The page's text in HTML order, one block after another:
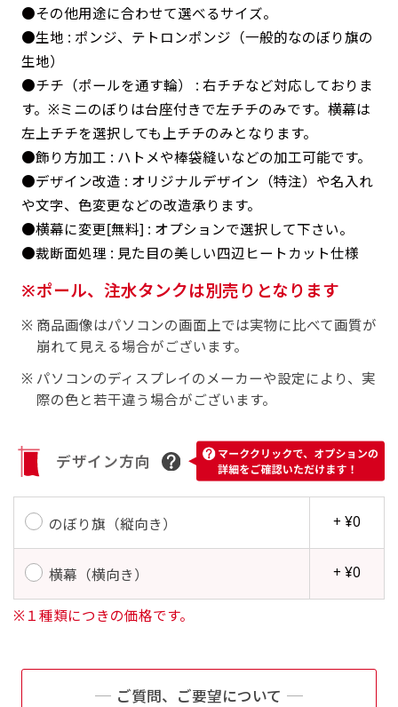
●その他用途に合わせて選べるサイズ。
●生地 : ポンジ、テトロンポンジ（一般的なのぼり旗の
生地）
●チチ（ポールを通す輪） : 右チチなど対応しておりま
す。※ミニのぼりは台座付きで左チチのみです。横幕は
左上チチを選択しても上チチのみとなります。
●飾り方加工 : ハトメや棒袋縫いなどの加工可能です。
●デザイン改造 : オリジナルデザイン（特注）や名入れ
や文字、色変更などの改造承ります。
●横幕に変更[無料] : オプションで選択して下さい。
●裁断面処理 : 見た目の美しい四辺ヒートカット仕様
ポール、注水タンクは別売りとなります
商品画像はパソコンの画面上では実物に比べて画質が
崩れて見える場合がございます。
パソコンのディスプレイのメーカーや設定により、実
際の色と若干違う場合がございます。
デザイン方向
のぼり旗（縦向き） + ¥0
横幕（横向き） + ¥0
※１種類につきの価格です。
ご質問、ご要望について
］
弊社よりJPG画像をお送りします。ご確認のお
返事を頂いたあとに製作開始いたします。
弊社よりJPG画像をお送りします。ご確認のお
返事を頂いたあとに製作開始いたします。
デザインアレンジ［ +2,498円 ］
デザインの色や文字等が変更いただけます。
ハーフ(30x90)
店内用です。お客さんの歩行や陳列した商品の邪
魔になりにくいのがポイントです。ハーフ用のポ
ールが必要です。
ミニ(10x30)
台座タイプ・吸盤タイプ・クリップタイプがござ
います。レジカウンターや商品棚にぴったりで
す。かわいいい＆おしゃれなのぼりです。台はセ
ジャンボ(90x270)
遠くからでも視認しやすいジャンボサイズです。
駐車場などのスペースに余裕がある場所で大々的
ハーフ(90x30)
店内用です。お客さんの歩行や陳列した商品の邪
魔になりにくいのがポイントです。ハーフ用のポ
ールが必要です。
ミニ(30x10)
台座タイプ・吸盤タイプ・クリップタイプがござ
います。レジカウンターや商品棚にぴったりで
す。かわいいい＆おしゃれなのぼりです。台はセ
ジャンボ(270x90)
遠くからでも視認しやすいジャンボサイズです。
駐車場などのスペースに余裕がある場所で大々的